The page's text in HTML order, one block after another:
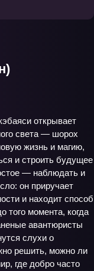
открывает
света — шорох
жизнь и магию,
и строить будущее
— наблюдать и
он приручает
и находит способ
того момента, когда
авантюристы
слухи о
решить, можно ли
где добро часто